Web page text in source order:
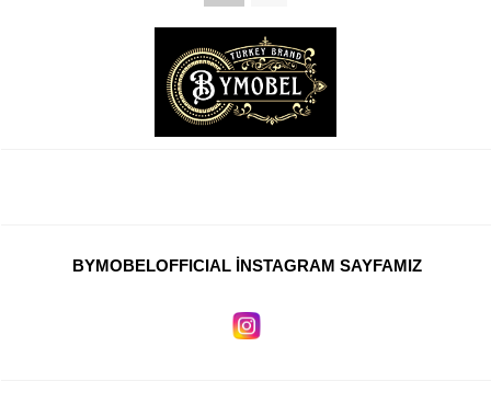
BYMOBELOFFICIAL İNSTAGRAM SAYFAMIZ